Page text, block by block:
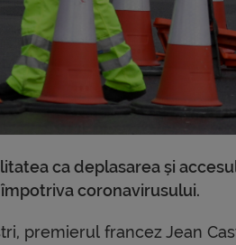
ca deplasarea și
coronavirusului.
premierul francez Jean